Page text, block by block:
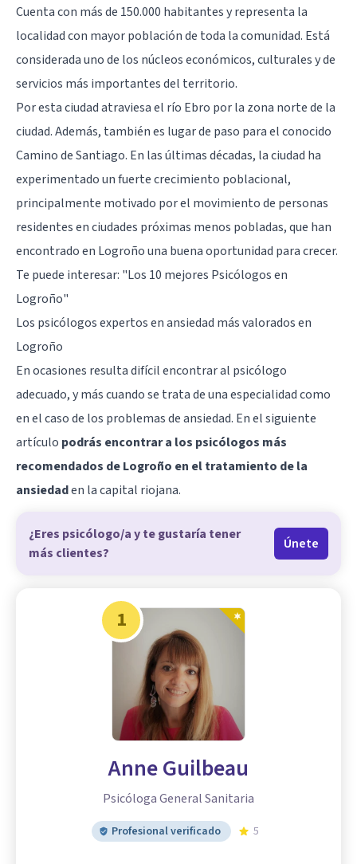
Cuenta con más de 150.000 habitantes y representa la
localidad con mayor población de toda la comunidad. Está
considerada uno de los núcleos económicos, culturales y de
servicios más importantes del territorio.
Por esta ciudad atraviesa el río Ebro por la zona norte de la
ciudad. Además, también es lugar de paso para el conocido
Camino de Santiago. En las últimas décadas, la ciudad ha
experimentado un fuerte crecimiento poblacional,
principalmente motivado por el movimiento de personas
residentes en ciudades próximas menos pobladas, que han
encontrado en Logroño una buena oportunidad para crecer.
Te puede interesar: "Los 10 mejores Psicólogos en
Logroño"
Los psicólogos expertos en ansiedad más valorados en
Logroño
En ocasiones resulta difícil encontrar al psicólogo
adecuado, y más cuando se trata de una especialidad como
en el caso de los problemas de ansiedad. En el siguiente
artículo podrás encontrar a los psicólogos más
recomendados de Logroño en el tratamiento de la
ansiedaden la capital riojana.
¿Eres psicólogo/a y te gustaría tener
más clientes?
Únete
1
Anne Guilbeau
Psicóloga General Sanitaria
Profesional verificado 5